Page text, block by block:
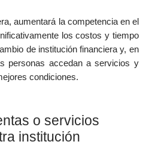
aumentará la competencia en el
los costos y tiempo
de institución financiera y, en
personas accedan a servicios y
condiciones.
o servicios
institución